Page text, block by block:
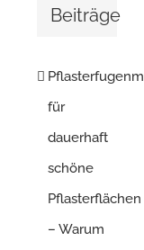
Beiträge
für
dauerhaft
schöne
Pflasterflächen
– Warum